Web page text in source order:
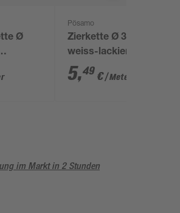
Ø
Pösamo
Zierkette Ø 3mm
weiss-lackiert
5,49 €/ Meter
im Markt in 2 Stunden